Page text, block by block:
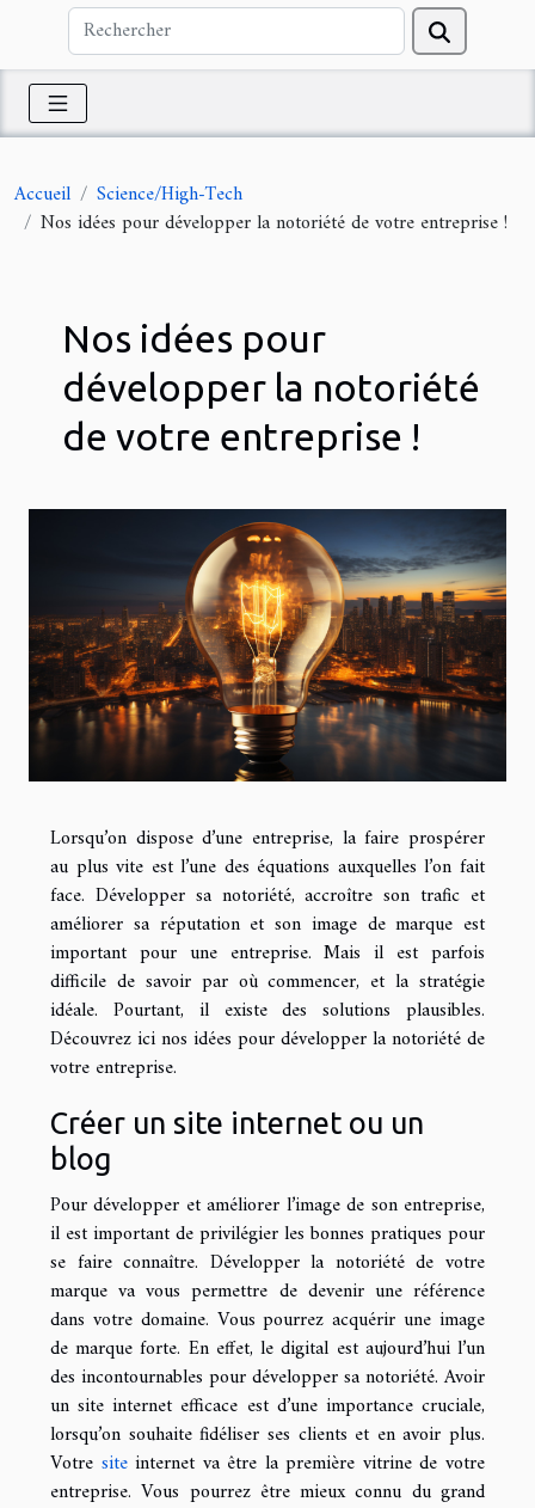
Accueil
Science/High-Tech
Nos idées pour développer la notoriété de votre entreprise !
Nos idées pour
développer la notoriété
de votre entreprise !
Lorsqu’on dispose d’une entreprise, la faire prospérer
au plus vite est l’une des équations auxquelles l’on fait
face. Développer sa notoriété, accroître son trafic et
améliorer sa réputation et son image de marque est
important pour une entreprise. Mais il est parfois
difficile de savoir par où commencer, et la stratégie
idéale. Pourtant, il existe des solutions plausibles.
Découvrez ici nos idées pour développer la notoriété de
votre entreprise.
Créer un site internet ou un
blog
Pour développer et améliorer l’image de son entreprise,
il est important de privilégier les bonnes pratiques pour
se faire connaître. Développer la notoriété de votre
marque va vous permettre de devenir une référence
dans votre domaine. Vous pourrez acquérir une image
de marque forte. En effet, le digital est aujourd’hui l’un
des incontournables pour développer sa notoriété. Avoir
un site internet efficace est d’une importance cruciale,
lorsqu’on souhaite fidéliser ses clients et en avoir plus.
Votre siteinternet va être la première vitrine de votre
entreprise. Vous pourrez être mieux connu du grand